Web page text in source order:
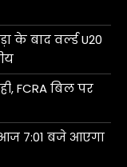
के बाद वर्ल्ड U20
FCRA बिल पर
आज 7:01 बजे आएगा